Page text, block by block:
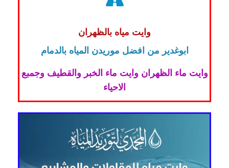
وايت مياه بالظهران
ابوغدير من افضل موريدن المياه بالدمام
وايت ماء الظهران وايت ماء الخبر والقطيف وجمبع
الاحياء